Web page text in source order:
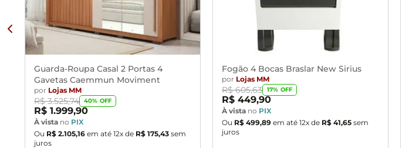
Guarda-Roupa Casal 2 Portas 4
Gavetas Caemmun Moviment
por Lojas MM
R$ 3.525,74 40% OFF
R$ 1.999,90
À vista no PIX
Ou R$ 2.105,16 em até 12x de R$ 175,43 sem
juros
Fogão 4 Bocas Braslar New Sirius
por Lojas MM
R$ 605,63 17% OFF
R$ 449,90
À vista no PIX
Ou R$ 499,89 em até 12x de R$ 41,65 sem
juros